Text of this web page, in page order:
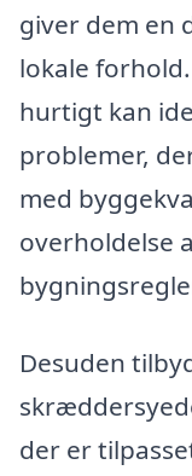
giver dem en
lokale
hurtigt kan
problemer,
med
overholdelse
Desuden
der er